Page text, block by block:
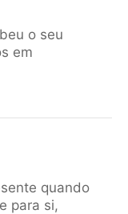
o seu
em
quando
para si,